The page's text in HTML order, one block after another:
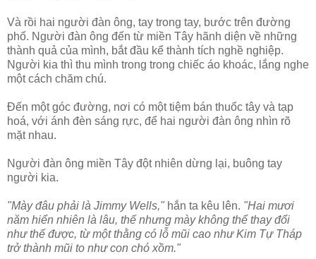
Và rồi hai người đàn ông, tay trong tay, bước trên đường
phố. Người đàn ông đến từ miền Tây hãnh diện về những
thành quả của mình, bắt đầu kể thành tích nghề nghiệp.
Người kia thì thu mình trong trong chiếc áo khoác, lắng nghe
một cách chăm chú.
Đến một góc đường, nơi có một tiệm bán thuốc tây và tạp
hoá, với ánh đèn sáng rực, để hai người đàn ông nhìn rõ
mặt nhau.
Người đàn ông miền Tây đột nhiên dừng lại, buông tay
người kia.
"Mày đâu phải là Jimmy Wells," hắn ta kêu lên. "Hai mươi
năm hiển nhiên là lâu, thế nhưng mày không thể thay đổi
như thế được, từ một thằng có lỗ mũi cao như Kim Tự Tháp
trở thành mũi to như con chó xồm."